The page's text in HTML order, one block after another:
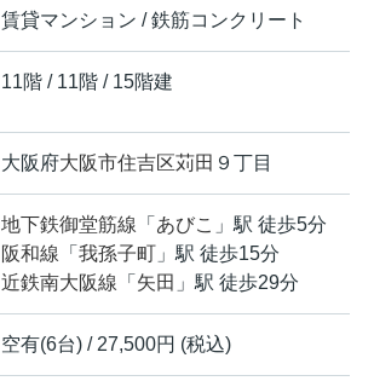
賃貸マンション / 鉄筋コンクリート
11階 / 11階 / 15階建
大阪府大阪市住吉区苅田 ９丁目
地下鉄御堂筋線 「 あびこ 」駅 徒歩5分
阪和線 「 我孫子町 」駅 徒歩15分
近鉄南大阪線 「 矢田 」駅 徒歩29分
空有(6台) / 27,500円 (税込)